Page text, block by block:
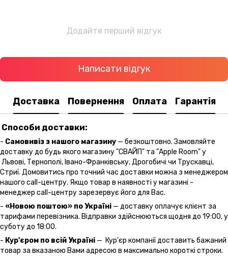
Додайте перший відгук
Написати відгук
Доставка Повернення Оплата Гарантія
Способи доставки:
- Самовивіз з нашого магазину — безкоштовно. Замовляйте
доставку до будь якого магазину "СВАЙП" та "Apple Room" у
Львові, Тернополі, Івано-Франківську, Дрогобичі чи Трускавці,
Стриї. Домовитись про точний час доставки можна з менеджером
нашого call-центру. Якщо товар в наявності у магазині -
менеджер call-центру зарезервує його для Вас.
- «Новою поштою» по Україні — доставку оплачує клієнт за
тарифами перевізника. Відправки здійснюються щодня до 19:00, у
суботу до 18:00.
- Кур'єром по всій Україні — Кур'єр компанії доставить бажаний
товар за вказаною Вами адресою в максимально короткі строки.